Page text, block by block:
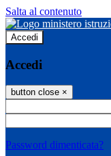
Salta al contenuto
Accedi
Accedi
button close ×
Password dimenticata?